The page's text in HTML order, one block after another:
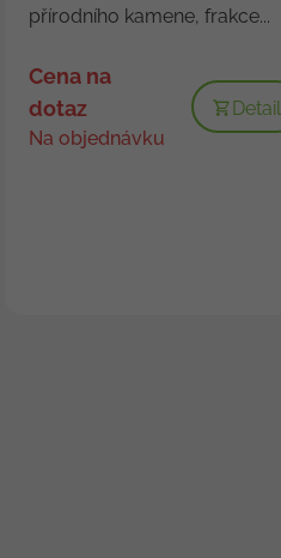
přírodního kamene, frakce...
Cena na
dotaz
Na objednávku
Detail